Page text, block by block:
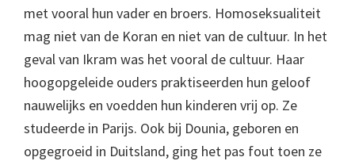
met vooral hun vader en broers. Homoseksualiteit
mag niet van de Koran en niet van de cultuur. In het
geval van Ikram was het vooral de cultuur. Haar
hoogopgeleide ouders praktiseerden hun geloof
nauwelijks en voedden hun kinderen vrij op. Ze
studeerde in Parijs. Ook bij Dounia, geboren en
opgegroeid in Duitsland, ging het pas fout toen ze